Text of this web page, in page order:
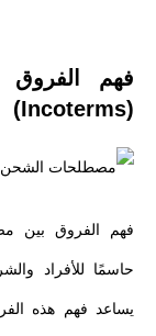
فهم
(Incoterms)
حاسمًا للأفراد
يساعد فهم هذه